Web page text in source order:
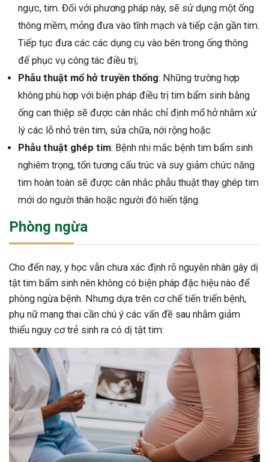
ngực, tim. Đối với phương pháp này, sẽ sử dụng một ống
thông mềm, mỏng đưa vào tĩnh mạch và tiếp cận gần tim.
Tiếp tục đưa các các dụng cụ vào bên trong ống thông
để phục vụ công tác điều trị;
Phẫu thuật mổ hở truyền thống: Những trường hợp
không phù hợp với biện pháp điều trị tim bẩm sinh bằng
ống can thiệp sẽ được cân nhắc chỉ định mổ hở nhằm xử
lý các lỗ nhỏ trên tim, sửa chữa, nới rộng hoặc
Phẫu thuật ghép tim: Bệnh nhi mắc bệnh tim bẩm sinh
nghiêm trọng, tổn tương cấu trúc và suy giảm chức năng
tim hoàn toàn sẽ được cân nhắc phẫu thuật thay ghép tim
mới do người thân hoặc người đó hiến tặng.
Phòng ngừa
Cho đến nay, y học vẫn chưa xác định rõ nguyên nhân gây dị
tật tim bẩm sinh nên không có biện pháp đặc hiệu nào để
phòng ngừa bệnh. Nhưng dựa trên cơ chế tiến triển bệnh,
phụ nữ mang thai cần chú ý các vấn đề sau nhằm giảm
thiểu nguy cơ trẻ sinh ra có dị tật tim: